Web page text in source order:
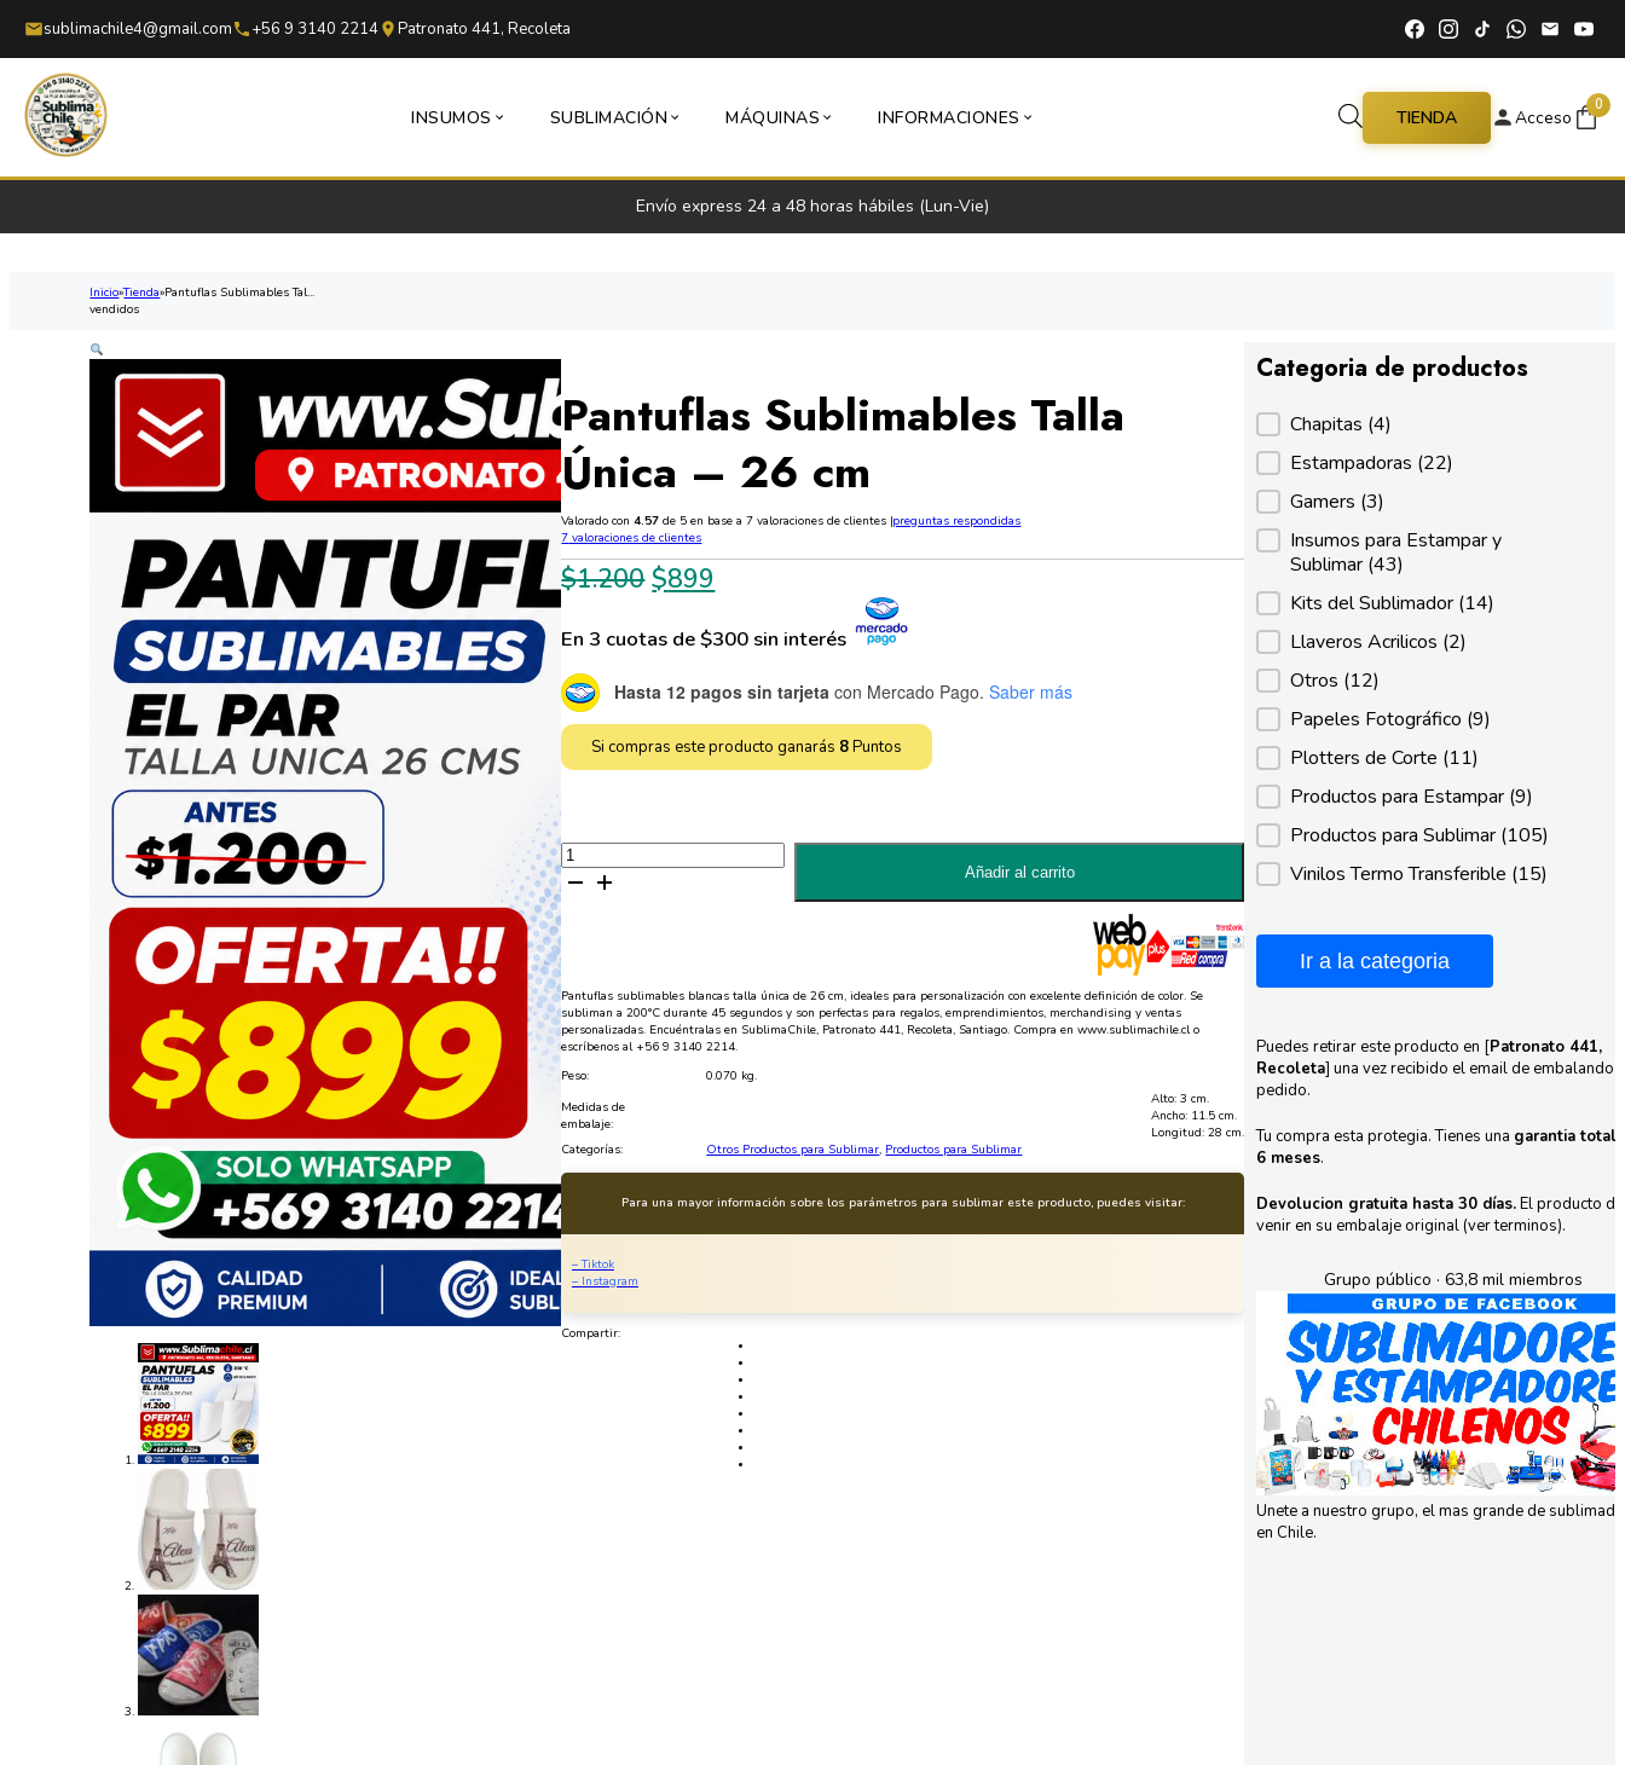
Saltar al contenido principal Saltar al pie de página
sublimachile4@gmail.com +56 9 3140 2214 Patronato 441, Recoleta
INSUMOS SUBLIMACIÓN MÁQUINAS INFORMACIONES TIENDA Acceso
0
Envío express 24 a 48 horas hábiles (Lun-Vie)
Inicio Tienda Pantuflas Sublimables Tal...
vendidos
Pantuflas Sublimables Talla
Única – 26 cm
Valorado con4.57 de 5 en base a7 valoraciones de clientes
7 valoraciones de clientes
|preguntas respondidas
$1.200 El
original
era:
$1.200.
$899
actual
$899.
En 3 cuotas de $300 sin interés
Hasta 12 pagos sin tarjeta con Mercado Pago. Saber más
Si compras este producto ganarás 8Puntos
Pantuflas
Sublimables
Talla
Única
-
26
cm
cantidad
Añadir al carrito
Pantuflas sublimables blancas talla única de 26 cm, ideales para personalización con excelente definición de color. Se
subliman a 200°C durante 45 segundos y son perfectas para regalos, emprendimientos, merchandising y ventas
personalizadas. Encuéntralas en SublimaChile, Patronato 441, Recoleta, Santiago. Compra en www.sublimachile.cl o
escríbenos al +56 9 3140 2214.
Peso:
0.070 kg.
Medidas de
embalaje:
Alto: 3 cm.
Ancho: 11.5 cm.
Longitud: 28 cm.
Categorías:
Otros Productos para Sublimar, Productos para Sublimar
Para una mayor información sobre los parámetros para sublimar este producto, puedes visitar:
– Tiktok
– Instagram
Compartir:
Categoria de productos
Categoria de productos
Chapitas (4)
Estampadoras (22)
Gamers (3)
Insumos para Estampar y
Sublimar (43)
Kits del Sublimador (14)
Llaveros Acrilicos (2)
Otros (12)
Papeles Fotográfico (9)
Plotters de Corte (11)
Productos para Estampar (9)
Productos para Sublimar (105)
Vinilos Termo Transferible (15)
Ir a la categoria
Puedes retirar este producto en [Patronato 441,
Recoleta] una vez recibido el email de embalando
pedido.
Tu compra esta protegia. Tienes una garantia total
6 meses.
Devolucion gratuita hasta 30 días.El producto
venir en su embalaje original (ver terminos).
Grupo público · 63,8 mil miembros
Unete a nuestro grupo, el mas grande de
en Chile.